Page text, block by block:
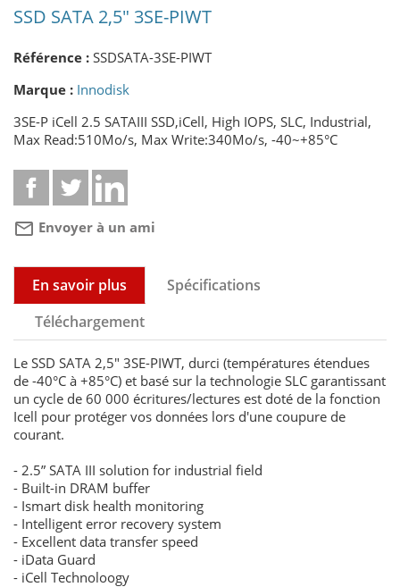
SSD SATA 2,5" 3SE-PIWT
Référence : SSDSATA-3SE-PIWT
Marque : Innodisk
3SE-P iCell 2.5 SATAIII SSD,iCell, High IOPS, SLC, Industrial,
Max Read:510Mo/s, Max Write:340Mo/s, -40~+85°C
mail_outline Envoyer à un ami
En savoir plus
Spécifications
Téléchargement
Le SSD SATA 2,5" 3SE-PIWT, durci (températures étendues
de -40°C à +85°C) et basé sur la technologie SLC garantissant
un cycle de 60 000 écritures/lectures est doté de la fonction
Icell pour protéger vos données lors d'une coupure de
courant.
- 2.5” SATA III solution for industrial field
- Built-in DRAM buffer
- Ismart disk health monitoring
- Intelligent error recovery system
- Excellent data transfer speed
- iData Guard
- iCell Technoloogy